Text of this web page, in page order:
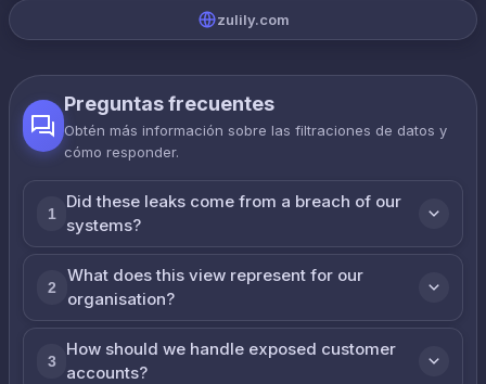
zulily.com
Preguntas frecuentes
Obtén más información sobre las filtraciones de datos y
cómo responder.
1
Did these leaks come from a breach of our
systems?
2
What does this view represent for our
organisation?
3
How should we handle exposed customer
accounts?